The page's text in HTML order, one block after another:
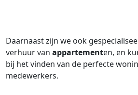
Daarnaast zijn we ook
verhuur van appartementen, en
bij het vinden van de perfecte
medewerkers.